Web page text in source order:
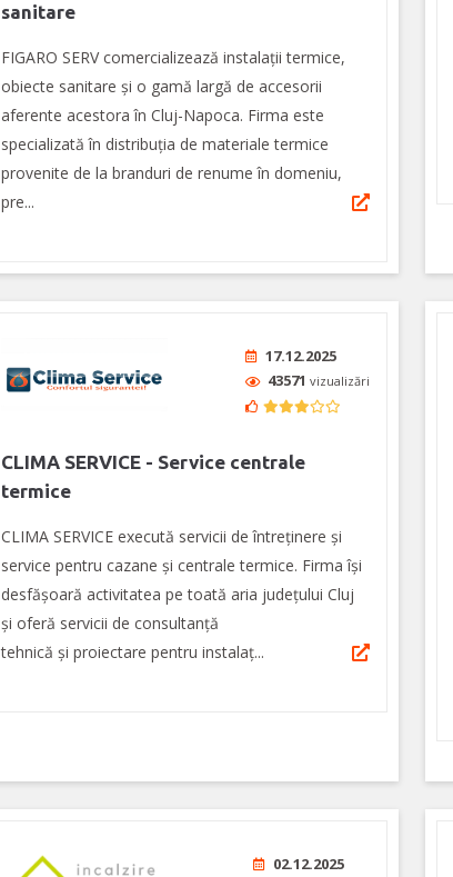
sanitare
FIGARO SERV comercializează instalații termice,
obiecte sanitare și o gamă largă de accesorii
aferente acestora în Cluj-Napoca. Firma este
specializată în distribuția de materiale termice
provenite de la branduri de renume în domeniu,
pre...
17.12.2025
43571 vizualizări
CLIMA SERVICE - Service centrale
termice
CLIMA SERVICE execută servicii de întreținere și
service pentru cazane și centrale termice. Firma își
desfășoară activitatea pe toată aria județului Cluj
și oferă servicii de consultanță
tehnică și proiectare pentru instalaț...
02.12.2025